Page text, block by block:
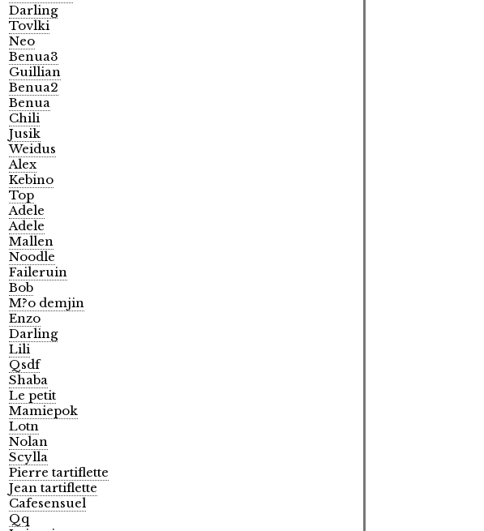
Darling
Tovlki
Neo
Benua3
Guillian
Benua2
Benua
Chili
Jusik
Weidus
Alex
Kebino
Top
Adele
Adele
Mallen
Noodle
Faileruin
Bob
M?o demjin
Enzo
Darling
Lili
Qsdf
Shaba
Le petit
Mamiepok
Lotn
Nolan
Scylla
Pierre tartiflette
Jean tartiflette
Cafesensuel
Qq